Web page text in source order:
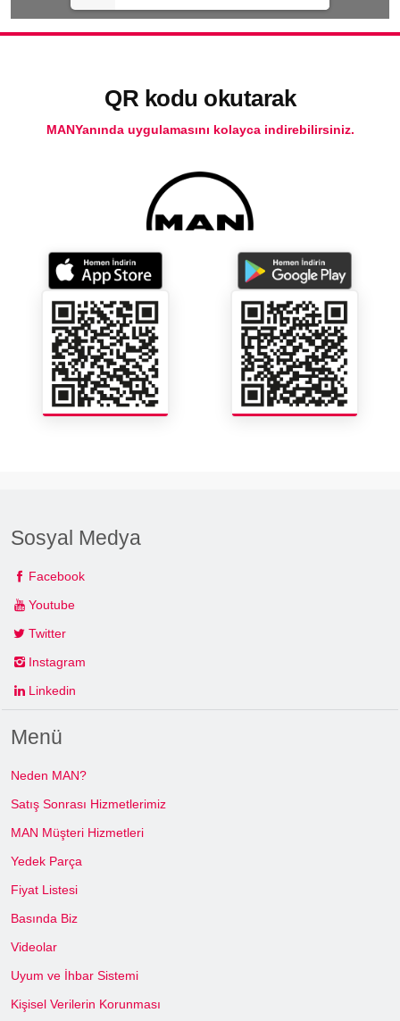
QR kodu okutarak
MANYanında uygulamasını kolayca indirebilirsiniz.
Sosyal Medya
Facebook
Youtube
Twitter
Instagram
Linkedin
Menü
Neden MAN?
Satış Sonrası Hizmetlerimiz
MAN Müşteri Hizmetleri
Yedek Parça
Fiyat Listesi
Basında Biz
Videolar
Uyum ve İhbar Sistemi
Kişisel Verilerin Korunması